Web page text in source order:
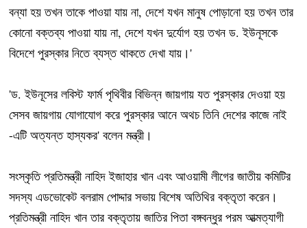
বন্যা হয় তখন তাকে পাওয়া যায় না, দেশে যখন মানুষ পোড়ানো হয় তখন তার
কোনো বক্তব্য পাওয়া যায় না, দেশে যখন দুর্যোগ হয় তখন ড. ইউনূসকে
বিদেশে পুরস্কার নিতে ব্যস্ত থাকতে দেখা যায়।'
'ড. ইউনূসের লবিস্ট ফার্ম পৃথিবীর বিভিন্ন জায়গায় যত পুরস্কার দেওয়া হয়
সেসব জায়গায় যোগাযোগ করে পুরস্কার আনে অথচ তিনি দেশের কাজে নাই
-এটি অত্যন্ত হাস্যকর' বলেন মন্ত্রী।
সংস্কৃতি প্রতিমন্ত্রী নাহিদ ইজাহার খান এবং আওয়ামী লীগের জাতীয় কমিটির
সদস্য এডভোকেট বলরাম পোদ্দার সভায় বিশেষ অতিথির বক্তৃতা করেন।
প্রতিমন্ত্রী নাহিদ খান তার বক্তৃতায় জাতির পিতা বঙ্গবন্ধুর পরম আত্মত্যাগী